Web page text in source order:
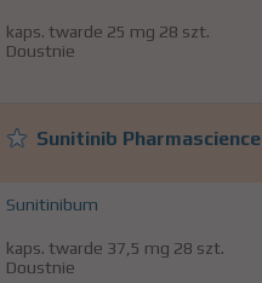
kaps. twarde 25 mg 28 szt.
Doustnie
Sunitinib Pharmascience
Sunitinibum
kaps. twarde 37,5 mg 28 szt.
Doustnie